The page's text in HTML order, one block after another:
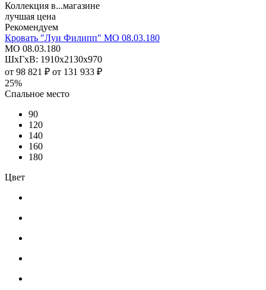
Коллекция в...магазине
лучшая цена
Рекомендуем
Кровать "Луи Филипп" МО 08.03.180
МО 08.03.180
ШхГхВ: 1910х2130х970
от 98 821 ₽ от 131 933 ₽
25%
Спальное место
90
120
140
160
180
Цвет